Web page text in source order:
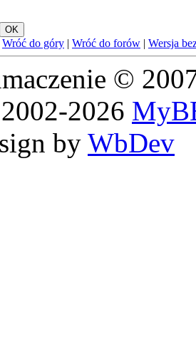
Wróć do góry | Wróć do forów | Wersja
©
2026
by WbDev